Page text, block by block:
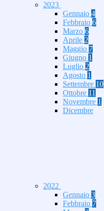
2023
Gennaio 4
Febbraio 6
Marzo 6
Aprile 2
Maggio 7
Giugno 1
Luglio 2
Agosto 1
Settembre 10
Ottobre 11
Novembre 1
Dicembre
2022
Gennaio 3
Febbraio 7